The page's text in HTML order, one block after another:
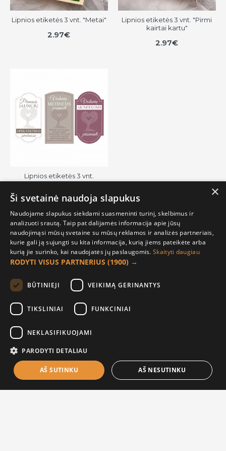
Lipnios etiketės 3 vnt. "Metai"
2.97€
Lipnios etiketės 3 vnt. "Pirmi
kairtai kartu"
2.97€
Lipnios etiketės 3 vnt.
"Įsimintini momentai"
2.97€
Pasiektas produktų sąrašo galas!
Sekite mus
FILTER PRODUCTS
×
Ši svetainė naudoja slapukus
Naudojame slapukus siekdami suasmeninti turinį, skelbimus ir
analizuoti srautą. Taip pat dalijamės informacija apie jūsų
naudojimąsi mūsų svetaine su mūsų reklamos ir analizės partneriais,
kurie gali ją sujungti su kita informacija, kurią jiems pateikėte arba
kurią jie surinko, kai naudojatės jų paslaugomis.Skaityti daugiau
RODYTI VISUS PARTNERIUS (1900) →
BŪTINIEJI VEIKIMĄ GERINANTYS
TIKSLINIAI FUNKCINIAI
NEKLASIFIKUOJAMI
PARODYTI DETALIAU
AŠ SUTINKU AŠ NESUTINKU